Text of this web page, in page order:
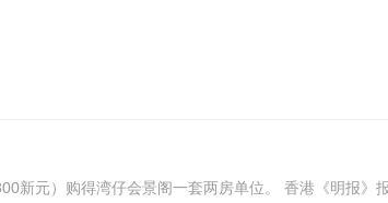
《明报》报道，乔石的儿子蒋小明（JIANG SIMON X.）及相